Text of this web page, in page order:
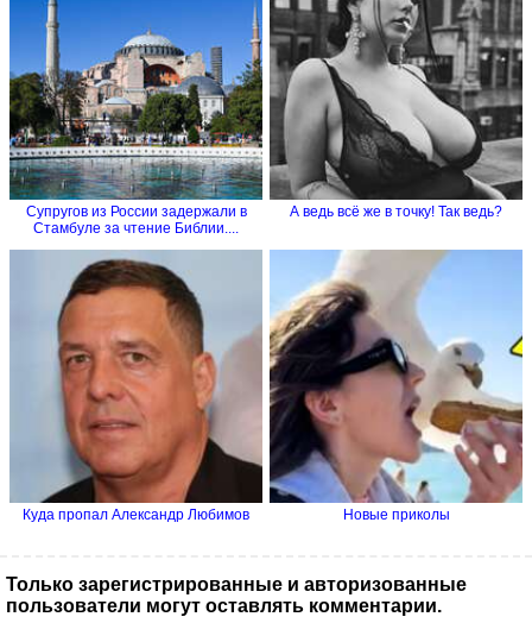
Супругов из России задержали в
Стамбуле за чтение Библии....
А ведь всё же в точку! Так ведь?
Куда пропал Александр Любимов Новые приколы
Только зарегистрированные и авторизованные
пользователи могут оставлять комментарии.